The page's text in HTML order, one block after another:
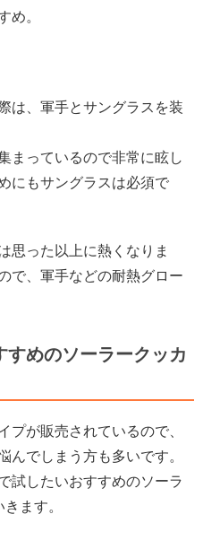
め。
は、軍手とサングラスを装
まっているので非常に眩し
にもサングラスは必須で
思った以上に熱くなりま
で、軍手などの耐熱グロー
すめのソーラークッカ
プが販売されているので、
んでしまう方も多いです。
試したいおすすめのソーラ
ます。